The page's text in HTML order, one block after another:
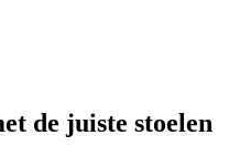
de juiste stoelen